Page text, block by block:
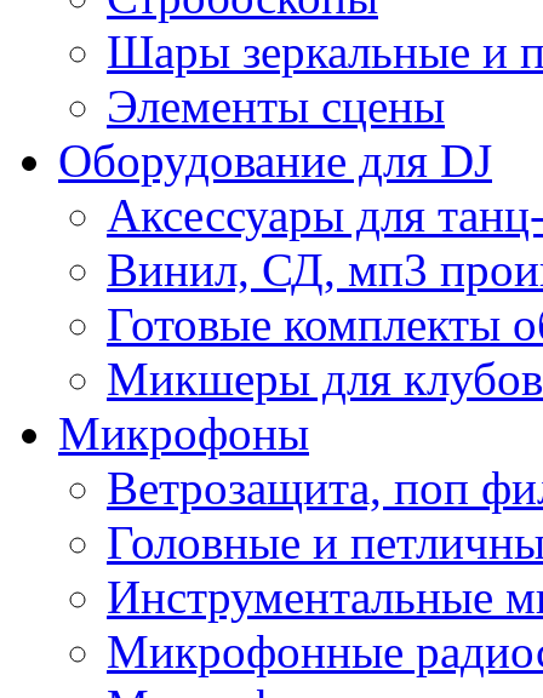
Шары зеркальные и
Элементы сцены
Оборудование для DJ
Аксессуары для
Винил, СД, мп3
Готовые комплекты
Микшеры для клубов
Микрофоны
Ветрозащита, поп
Головные и
Инструментальные
Микрофонные